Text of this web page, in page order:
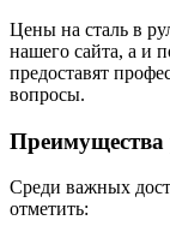
Цены на сталь в
нашего сайта, а и
предоставят
вопросы.
Преимущества
Среди важных
отметить: